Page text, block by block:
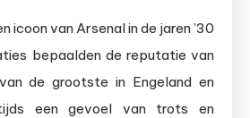
icoon van Arsenal in de jaren ’30
bepaalden de reputatie van
de grootste in Engeland en
een gevoel van trots en